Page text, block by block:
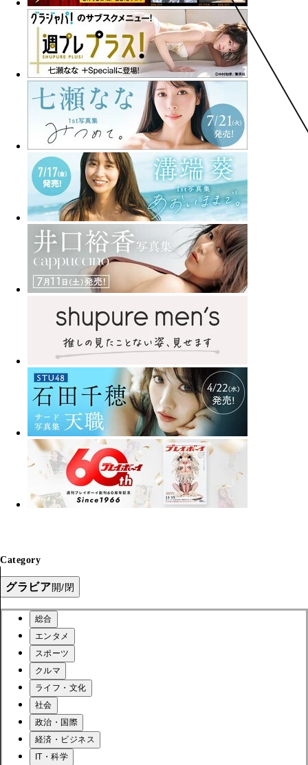
Category
グラビア開/閉
総合
エンタメ
スポーツ
クルマ
ライフ・文化
社会
政治・国際
経済・ビジネス
IT・科学